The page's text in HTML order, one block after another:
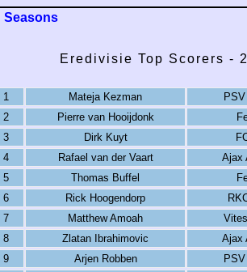
Seasons
Eredivisie Top Scorers -
1 Mateja Kezman
2
Pierre van Hooijdonk
3
Dirk Kuyt
4
Rafael van der Vaart
Ajax
5
Thomas Buffel
6
Rick Hoogendorp
7
Matthew Amoah
8
Zlatan Ibrahimovic
Ajax
9
Arjen Robben